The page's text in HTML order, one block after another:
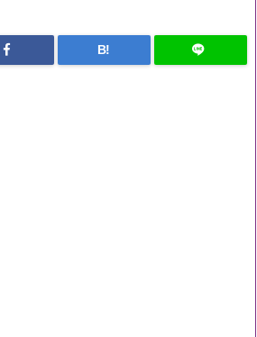
B!